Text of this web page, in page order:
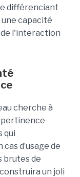
différenciant
une capacité
l'interaction
cherche à
pertinence
qui
cas d’usage de
brutes de
un joli